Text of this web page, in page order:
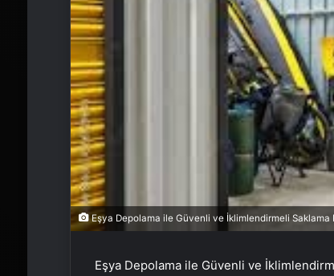
Eşya Depolama ile Güvenli ve İklimlendirmeli Saklama
Eşya Depolama ile Güvenli ve